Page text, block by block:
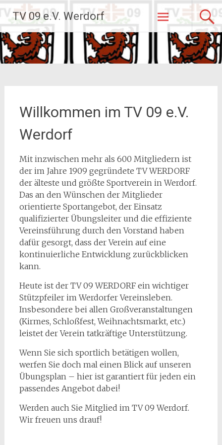
Zum
Inhalt
springen
TV 09 e.V. Werdorf
Willkommen im TV 09 e.V.
Werdorf
Mit inzwischen mehr als 600 Mitgliedern ist
der im Jahre 1909 gegründete TV WERDORF
der älteste und größte Sportverein in Werdorf.
Das an den Wünschen der Mitglieder
orientierte Sportangebot, der Einsatz
qualifizierter Übungsleiter und die effiziente
Vereinsführung durch den Vorstand haben
dafür gesorgt, dass der Verein auf eine
kontinuierliche Entwicklung zurückblicken
kann.
Heute ist der TV 09 WERDORF ein wichtiger
Stützpfeiler im Werdorfer Vereinsleben.
Insbesondere bei allen Großveranstaltungen
(Kirmes, Schloßfest, Weihnachtsmarkt, etc.)
leistet der Verein tatkräftige Unterstützung.
Wenn Sie sich sportlich betätigen wollen,
werfen Sie doch mal einen Blick auf unseren
Übungsplan – hier ist garantiert für jeden ein
passendes Angebot dabei!
Werden auch Sie Mitglied im TV 09 Werdorf.
Wir freuen uns drauf!